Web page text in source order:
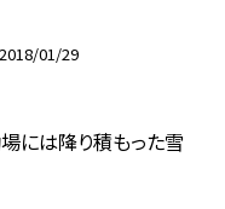
2018/01/29
場には降り積もった雪